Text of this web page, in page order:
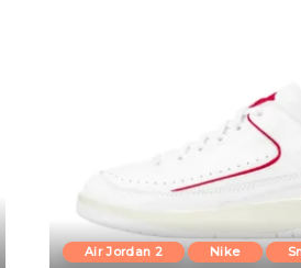
Air Jordan 2 Nike